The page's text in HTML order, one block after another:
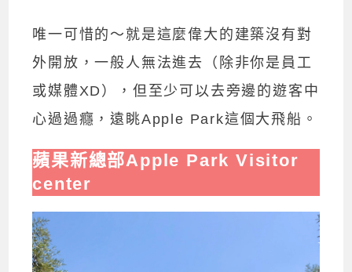
唯一可惜的～就是這麼偉大的建築沒有對
外開放，一般人無法進去（除非你是員工
或媒體XD），但至少可以去旁邊的遊客中
心過過癮，遠眺Apple Park這個大飛船。
蘋果新總部Apple Park Visitor
center